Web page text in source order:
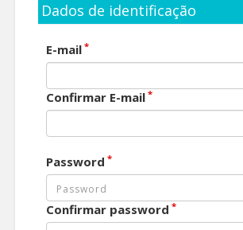
Dados de identificação
E-mail *
Confirmar E-mail *
Password *
Confirmar password *